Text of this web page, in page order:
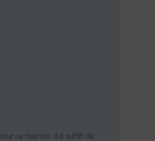
ce manoir. Il a suffit de